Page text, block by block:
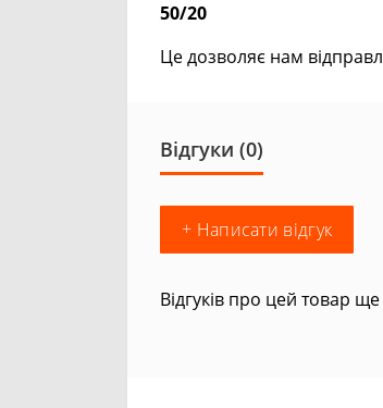
50/20
Це дозволяє нам
Відгуки (0)
+ Написати відгук
Відгуків про цей товар